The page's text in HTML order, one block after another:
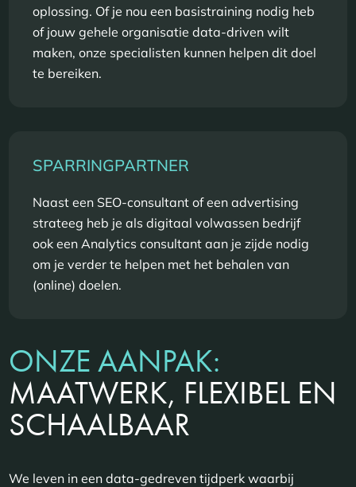
oplossing. Of je nou een basistraining nodig heb
of jouw gehele organisatie data-driven wilt
maken, onze specialisten kunnen helpen dit doel
te bereiken.
SPARRINGPARTNER
Naast een SEO-consultant of een advertising
strateeg heb je als digitaal volwassen bedrijf
ook een Analytics consultant aan je zijde nodig
om je verder te helpen met het behalen van
(online) doelen.
ONZE AANPAK:
MAATWERK, FLEXIBEL EN
SCHAALBAAR
We leven in een data-gedreven tijdperk waarbij